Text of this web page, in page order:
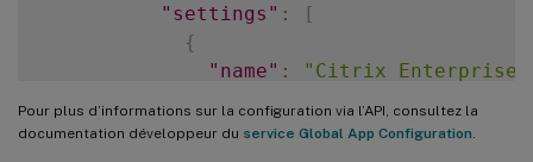
"settings" :
[
{
"name" :
"Citrix Enterprise
Pour plus d’informations sur la configuration via l’API, consultez la
documentation développeur du service Global App Configuration